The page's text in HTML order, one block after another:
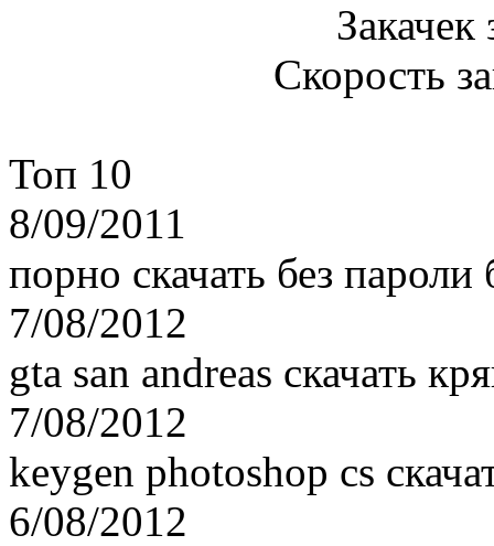
Закачек
Скорость
Топ 10
8/09/2011
порно скачать без пароли
7/08/2012
gta san andreas скачать
7/08/2012
keygen photoshop cs
6/08/2012